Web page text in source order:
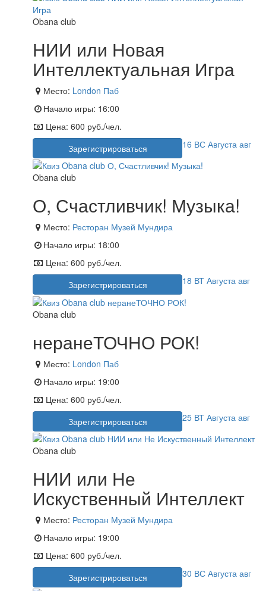
Obana club
НИИ или Новая
Интеллектуальная Игра
Место: London Паб
Начало игры: 16:00
Цена: 600 руб./чел.
Зарегистрироваться
16 ВС Августа авг
Obana club
О, Счастливчик! Музыка!
Место: Ресторан Музей Мундира
Начало игры: 18:00
Цена: 600 руб./чел.
Зарегистрироваться
18 ВТ Августа авг
Obana club
неранеТОЧНО РОК!
Место: London Паб
Начало игры: 19:00
Цена: 600 руб./чел.
Зарегистрироваться
25 ВТ Августа авг
Obana club
НИИ или Не
Искуственный Интеллект
Место: Ресторан Музей Мундира
Начало игры: 19:00
Цена: 600 руб./чел.
Зарегистрироваться
30 ВС Августа авг